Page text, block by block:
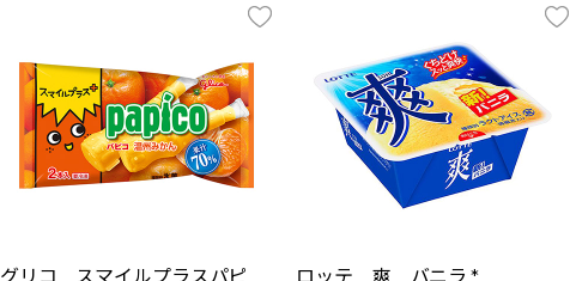
グリコ スマイルプラスパピ
ロッテ 爽 バニラ *